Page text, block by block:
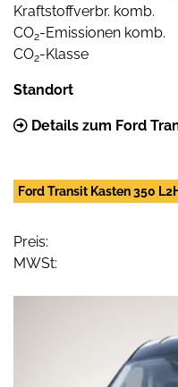
Kraftstoffverbr. komb.
CO2-Emissionen komb.
CO2-Klasse
Standort
Details zum Ford
Ford Transit Kasten 350
Preis:
MWSt: